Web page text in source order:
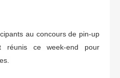
au concours de pin-up
ce week-end pour